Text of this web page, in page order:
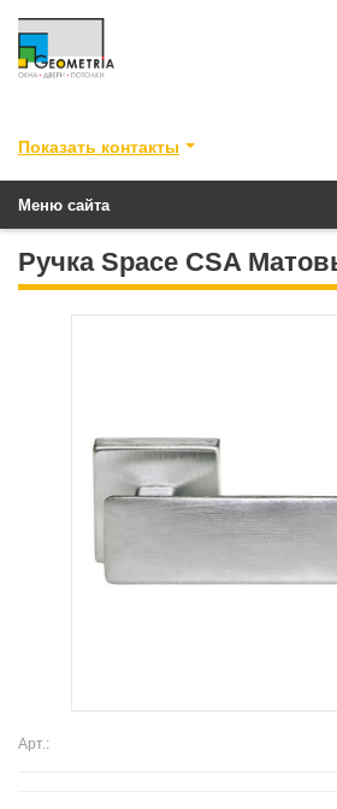
Показать контакты
Меню сайта
Ручка Space CSA
Арт.: